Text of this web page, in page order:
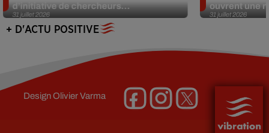
31 juillet 2026
d’initiative de chercheurs...
31 juillet 2026
ouvrent une
+ D'ACTU POSITIVE
DesignOlivier Varma